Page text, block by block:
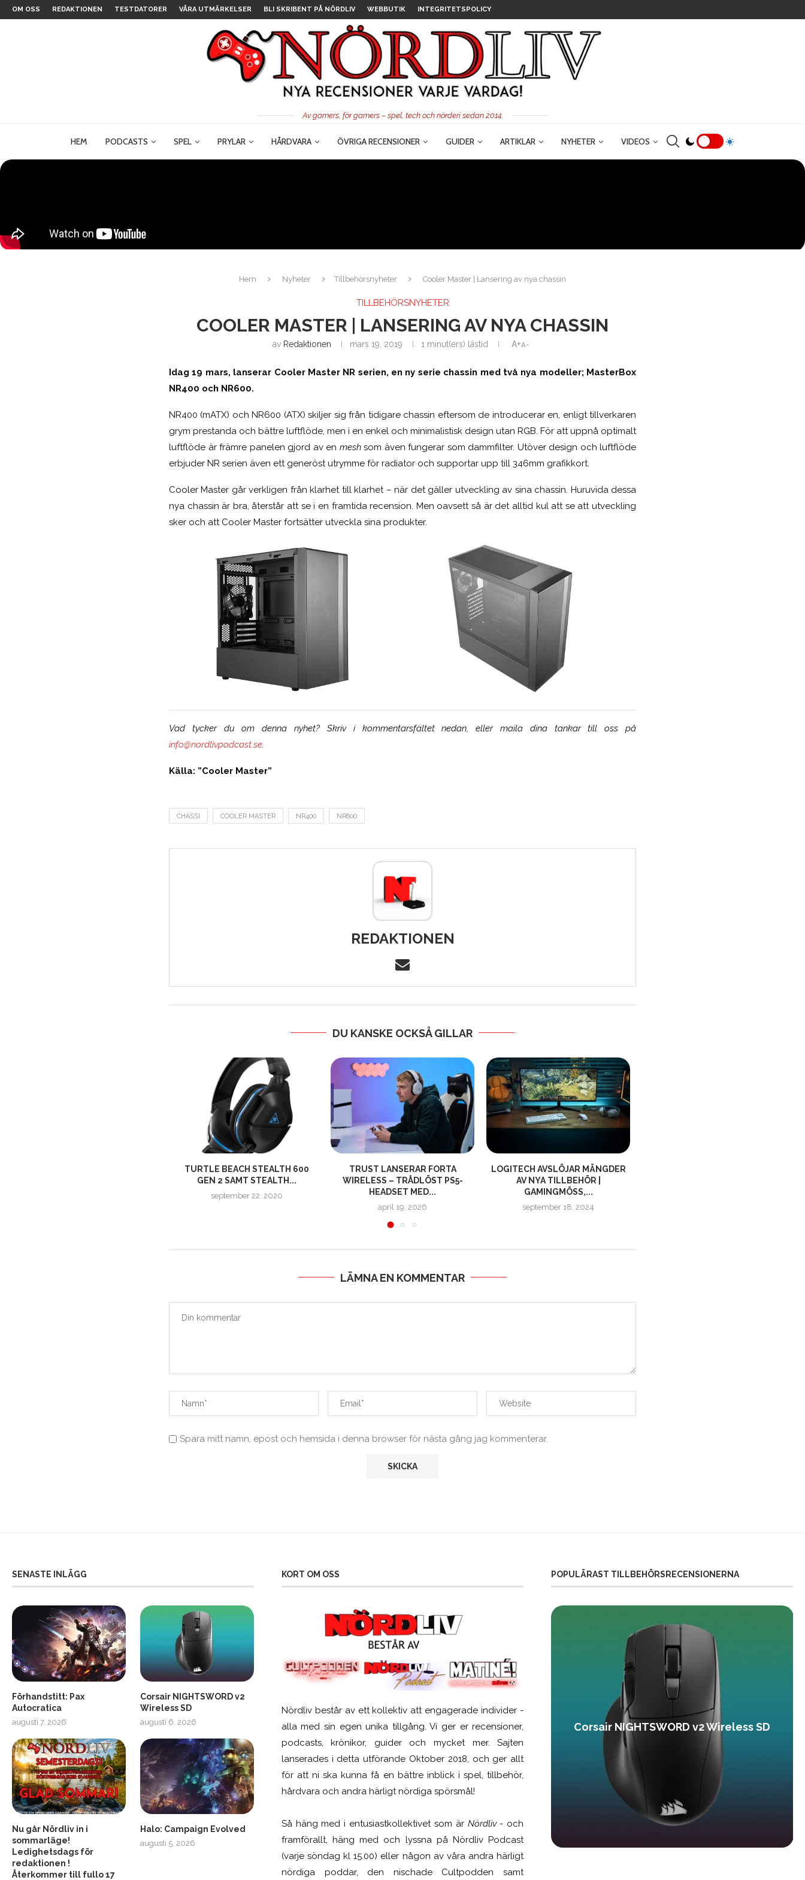
OM OSS REDAKTIONEN TESTDATORER VÅRA UTMÄRKELSER BLI SKRIBENT PÅ NÖRDLIV WEBBUTIK INTEGRITETSPOLICY
Av gamers, för gamers – spel, tech och nörderi sedan 2014.
HEM PODCASTS SPEL PRYLAR HÅRDVARA ÖVRIGA RECENSIONER GUIDER ARTIKLAR NYHETER VIDEOS
Hem Nyheter Tillbehörsnyheter Cooler Master | Lansering av nya chassin
TILLBEHÖRSNYHETER
COOLER MASTER | LANSERING AV NYA CHASSIN
av Redaktionen mars 19, 2019 1 minut(ers) lästid A+A-
Idag 19 mars, lanserar Cooler Master NR serien, en ny serie chassin med två nya modeller; MasterBox
NR400 och NR600.
NR400 (mATX) och NR600 (ATX) skiljer sig från tidigare chassin eftersom de introducerar en, enligt tillverkaren
grym prestanda och bättre luftflöde, men i en enkel och minimalistisk design utan RGB. För att uppnå optimalt
luftflöde är främre panelen gjord av en meshsom även fungerar som dammfilter. Utöver design och luftflöde
erbjuder NR serien även ett generöst utrymme för radiator och supportar upp till 346mm grafikkort.
Cooler Master går verkligen från klarhet till klarhet – när det gäller utveckling av sina chassin. Huruvida dessa
nya chassin är bra, återstår att se i en framtida recension. Men oavsett så är det alltid kul att se att utveckling
sker och att Cooler Master fortsätter utveckla sina produkter.
Vad tycker du om denna nyhet? Skriv i kommentarsfältet nedan, eller maila dina tankar till oss på
info@nordlivpodcast.se.
Källa: ”Cooler Master”
CHASSI COOLER MASTER NR400 NR600
REDAKTIONEN
DU KANSKE OCKSÅ GILLAR
TURTLE BEACH STEALTH 600
GEN 2 SAMT STEALTH...
september 22, 2020
TRUST LANSERAR FORTA
WIRELESS – TRÅDLÖST PS5-
HEADSET MED...
april 19, 2026
LOGITECH AVSLÖJAR MÄNGDER
AV NYA TILLBEHÖR |
GAMINGMÖSS,...
september 18, 2024
LÄMNA EN KOMMENTAR
Spara mitt namn, epost och hemsida i denna browser för nästa gång jag kommenterar.
SENASTE INLÄGG
Förhandstitt: Pax
Autocratica
augusti 7, 2026
Corsair NIGHTSWORD v2
Wireless SD
augusti 6, 2026
Nu går Nördliv in i
sommarläge!
Ledighetsdags för
redaktionen !
Återkommer till fullo 17
Halo: Campaign Evolved
augusti 5, 2026
KORT OM OSS
Nördliv består av ett kollektiv att engagerade individer -
alla med sin egen unika tillgång. Vi ger er recensioner,
podcasts, krönikor, guider och mycket mer. Sajten
lanserades i detta utförande Oktober 2018, och ger allt
för att ni ska kunna få en bättre inblick i spel, tillbehör,
hårdvara och andra härligt nördiga spörsmål!
Så häng med i entusiastkollektivet som är Nördliv- och
framförallt, häng med och lyssna på Nördliv Podcast
(varje söndag kl 15.00) eller någon av våra andra härligt
nördiga poddar, den nischade Cultpodden samt
POPULÄRAST TILLBEHÖRSRECENSIONERNA
Soundcore Liberty 5 Pro SCUF Gaming Omega Corsair NIGHTSWORD v2 Wireless SD